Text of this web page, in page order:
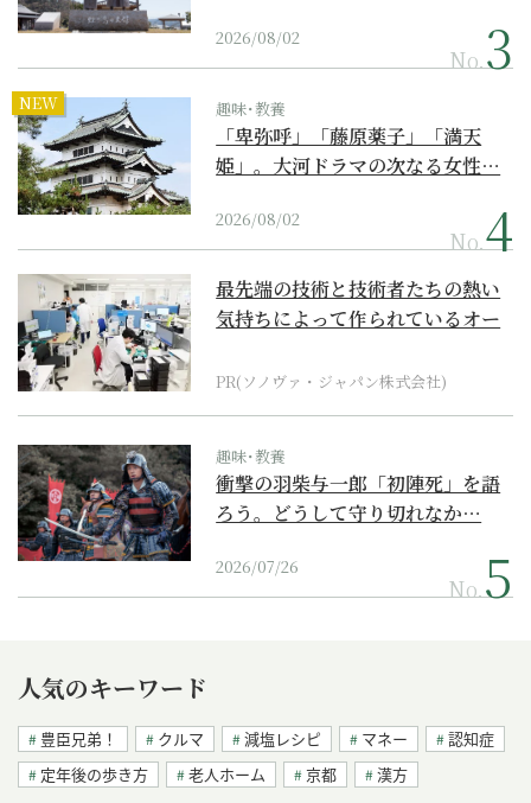
2026/08/02
No.
NEW 趣味･教養
「卑弥呼」「藤原薬子」「満天
姫」。大河ドラマの次なる女性…
2026/08/02
No.
最先端の技術と技術者たちの熱い
気持ちによって作られているオー
PR(ソノヴァ・ジャパン株式会社)
趣味･教養
衝撃の羽柴与一郎「初陣死」を語
ろう。どうして守り切れなか…
2026/07/26
No.
人気のキーワード
豊臣兄弟！ クルマ 減塩レシピ マネー
認知症
定年後の歩き方
老人ホーム 京都 漢方